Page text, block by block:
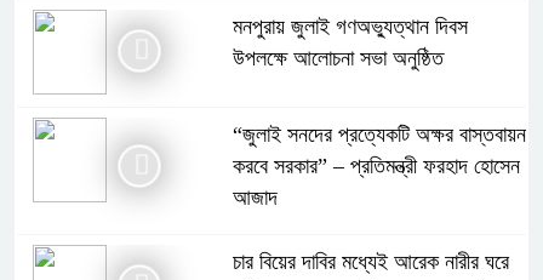
মনপুরায় জুলাই গণঅভ্যুত্থান দিবস
উপলক্ষে আলোচনা সভা অনুষ্ঠিত
“জুলাই সনদের প্রত্যেকটি অক্ষর বাস্তবায়ন
করবে সরকার” – প্রতিমন্ত্রী ফরহাদ হোসেন
আজাদ
চার বিয়ের দাবির মধ্যেই আরেক নারীর ঘরে